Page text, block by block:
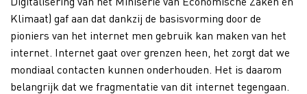
Klimaat) gaf aan dat dankzij de basisvorming door de
pioniers van het internet men gebruik kan maken van het
internet. Internet gaat over grenzen heen, het zorgt dat we
mondiaal contacten kunnen onderhouden. Het is daarom
belangrijk dat we fragmentatie van dit internet tegengaan.